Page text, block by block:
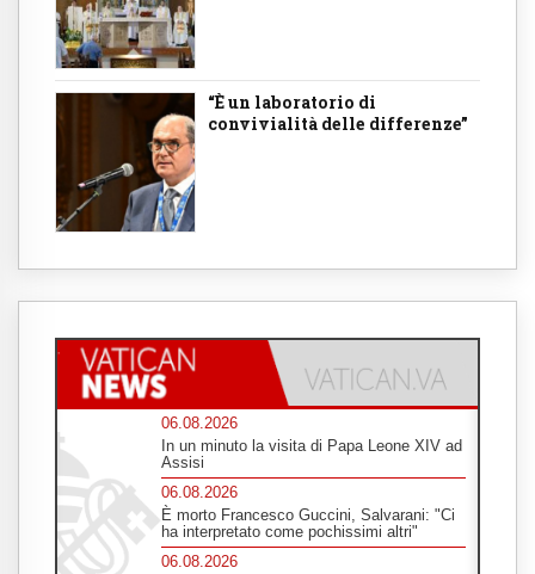
“È un laboratorio di
convivialità delle differenze”
06.08.2026
In un minuto la visita di Papa Leone XIV ad
Assisi
06.08.2026
È morto Francesco Guccini, Salvarani: "Ci
ha interpretato come pochissimi altri"
06.08.2026